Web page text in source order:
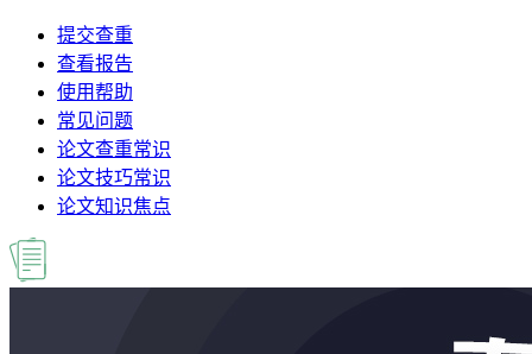
提交查重
查看报告
使用帮助
常见问题
论文查重常识
论文技巧常识
论文知识焦点